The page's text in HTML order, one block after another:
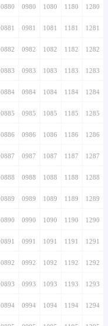
0880 0980 1080 1180 1280
0881 0981 1081 1181 1281
0882 0982 1082 1182 1282
0883 0983 1083 1183 1283
0884 0984 1084 1184 1284
0885 0985 1085 1185 1285
0886 0986 1086 1186 1286
0887 0987 1087 1187 1287
0888 0988 1088 1188 1288
0889 0989 1089 1189 1289
0890 0990 1090 1190 1290
0891 0991 1091 1191 1291
0892 0992 1092 1192 1292
0893 0993 1093 1193 1293
0894 0994 1094 1194 1294